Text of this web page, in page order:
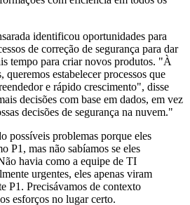
identificou oportunidades para
de correção de segurança para dar
tempo para criar novos produtos. "À
queremos estabelecer processos que
e rápido crescimento", disse
decisões com base em dados, em vez
decisões de segurança na nuvem."
possíveis problemas porque eles
P1, mas não sabíamos se eles
havia como a equipe de TI
urgentes, eles apenas viram
P1. Precisávamos de contexto
esforços no lugar certo.